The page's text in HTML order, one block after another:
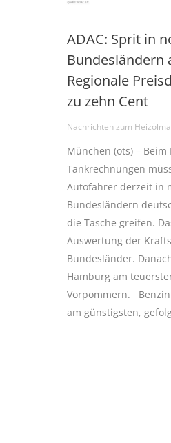
ADAC: Sprit in
Bundesländern
Regionale
zu zehn Cent
Nachrichten zum
München (ots) –
Tankrechnungen
Autofahrer derzeit in
Bundesländern
die Tasche greifen.
Auswertung der
Bundesländer.
Hamburg am
Vorpommern. Benzin
am günstigsten,